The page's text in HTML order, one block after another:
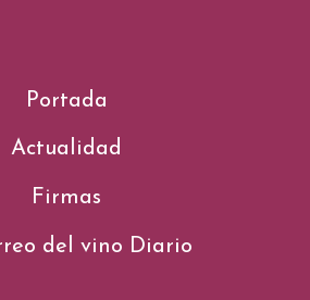
Portada
Actualidad
Firmas
del vino Diario